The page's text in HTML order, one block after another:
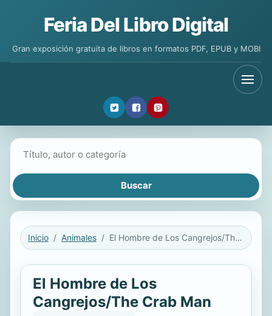
Feria Del Libro Digital
Gran exposición gratuita de libros en formatos PDF, EPUB y MOBI
Inicio Animales El Hombre de Los Cangrejos/The Crab Man
El Hombre de Los
Cangrejos/The Crab Man